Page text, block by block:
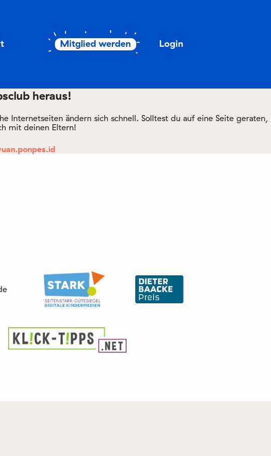
Mitglied werden Login
heraus!
Internetseiten ändern sich schnell. Solltest du auf eine Seite geraten,
mit deinen Eltern!